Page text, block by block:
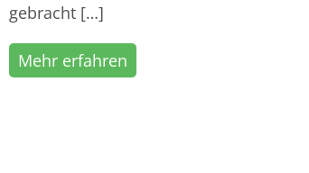
gebracht […]
Mehr erfahren